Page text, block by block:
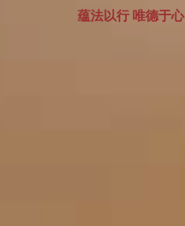
蕴法以行 唯德于心